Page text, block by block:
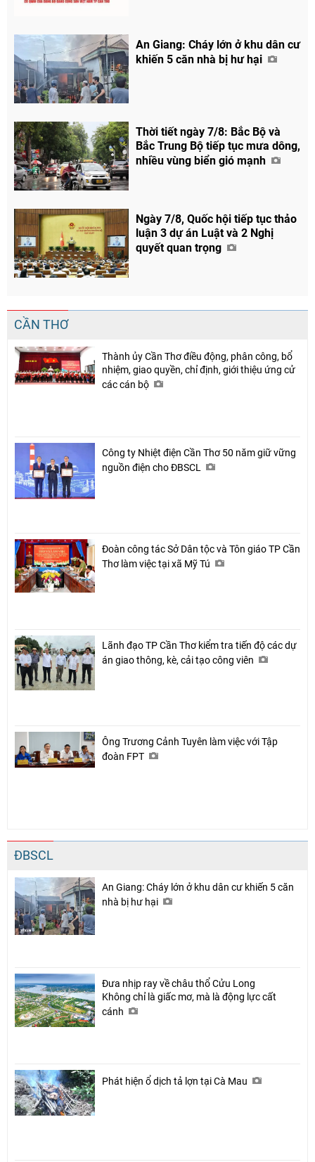
An Giang: Cháy lớn ở khu dân cư
khiến 5 căn nhà bị hư hại
Thời tiết ngày 7/8: Bắc Bộ và
Bắc Trung Bộ tiếp tục mưa dông,
nhiều vùng biển gió mạnh
Ngày 7/8, Quốc hội tiếp tục thảo
luận 3 dự án Luật và 2 Nghị
quyết quan trọng
CẦN THƠ
Thành ủy Cần Thơ điều động, phân công, bổ
nhiệm, giao quyền, chỉ định, giới thiệu ứng cử
các cán bộ
Công ty Nhiệt điện Cần Thơ 50 năm giữ vững
nguồn điện cho ĐBSCL
Đoàn công tác Sở Dân tộc và Tôn giáo TP Cần
Thơ làm việc tại xã Mỹ Tú
Lãnh đạo TP Cần Thơ kiểm tra tiến độ các dự
án giao thông, kè, cải tạo công viên
Ông Trương Cảnh Tuyên làm việc với Tập
đoàn FPT
ĐBSCL
An Giang: Cháy lớn ở khu dân cư khiến 5 căn
nhà bị hư hại
Đưa nhịp ray về châu thổ Cửu Long
Không chỉ là giấc mơ, mà là động lực cất
cánh
Phát hiện ổ dịch tả lợn tại Cà Mau